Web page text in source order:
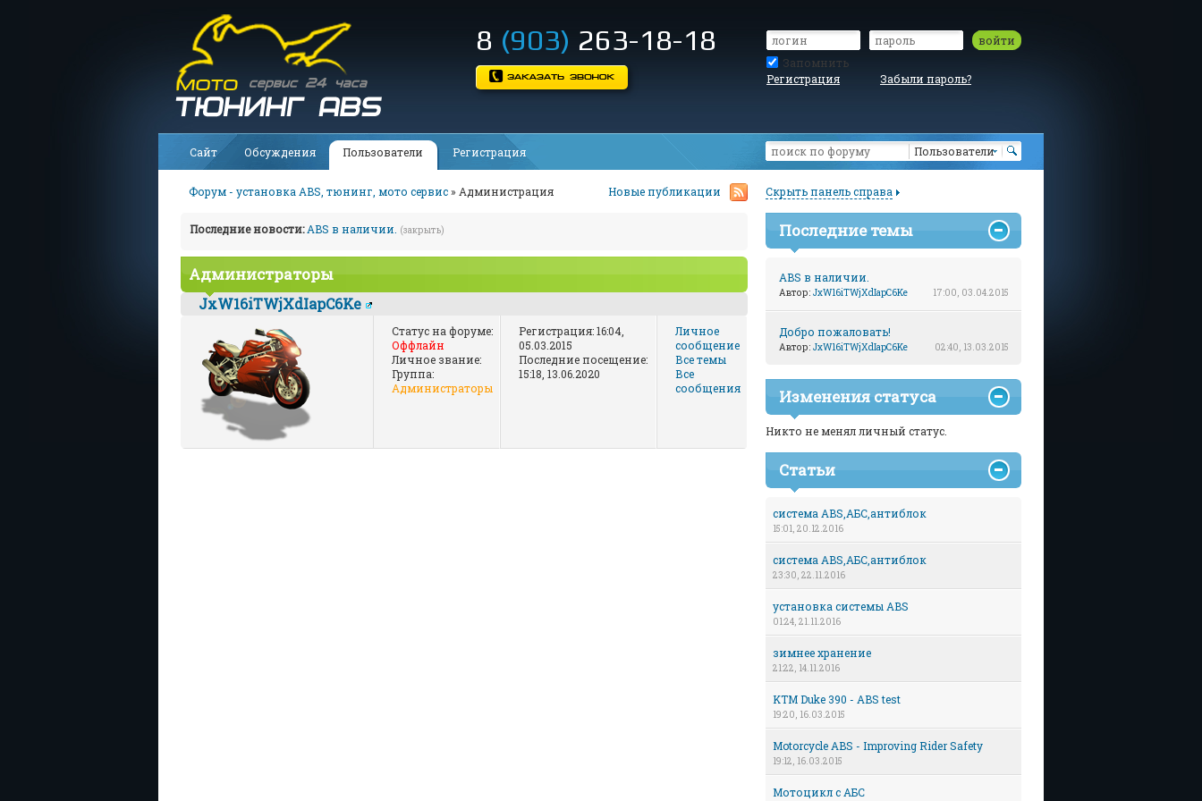
8 (903) 263-18-18
Сайт Обсуждения Пользователи Регистрация
войти
Запомнить
Регистрация
Забыли пароль?
Пользователи
Форум - установка ABS, тюнинг, мото сервис» Администрация Новые публикации Скрыть панель справа
Последние новости: ABS в наличии. (закрыть)
Администраторы
JxW16iTWjXdIapC6Ke
Статус на форуме:
Оффлайн
Личное звание:
Группа:
Администраторы
Регистрация: 16:04,
05.03.2015
Последние посещение:
15:18, 13.06.2020
Личное
сообщение
Все темы
Все
сообщения
Последние темы
ABS в наличии.
Автор: JxW16iTWjXdIapC6Ke 17:00, 03.04.2015
Добро пожаловать!
Автор: JxW16iTWjXdIapC6Ke 02:40, 13.03.2015
Изменения статуса
Никто не менял личный статус.
Статьи
система ABS,АБС,антиблок
15:01, 20.12.2016
система ABS,АБС,антиблок
23:30, 22.11.2016
установка системы ABS
01:24, 21.11.2016
зимнее хранение
21:22, 14.11.2016
KTM Duke 390 - ABS test
19:20, 16.03.2015
Motorcycle ABS - Improving Rider Safety
19:12, 16.03.2015
Мотоцикл c АБС